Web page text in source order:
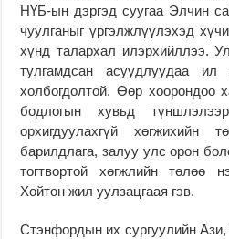
НҮБ-ын дэргэд суугаа Элчин
чуулганыг үргэлжлүүлэхэд
хүнд талархал илэрхийллээ.
тулгамдсан асуудлуудаа
холбогдолтой. Өөр хоорондоо
бодлогын хувьд
орхигдуулахгүй хөгжихийн
барилдлага, залуу улс орон
тогтвортой хөгжлийн төлөө
Хойтон жил уулзацгаая гэв.
Стэнфордын их сургуулийн